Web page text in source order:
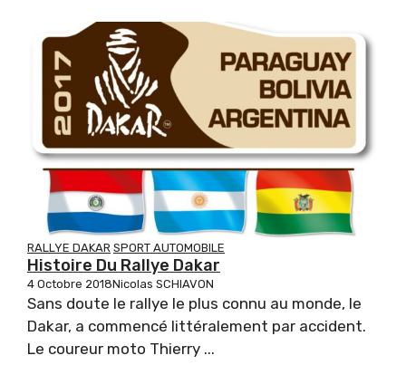
RALLYE DAKAR SPORT AUTOMOBILE
Histoire Du Rallye Dakar
4 Octobre 2018Nicolas SCHIAVON
Sans doute le rallye le plus connu au monde, le
Dakar, a commencé littéralement par accident.
Le coureur moto Thierry ...